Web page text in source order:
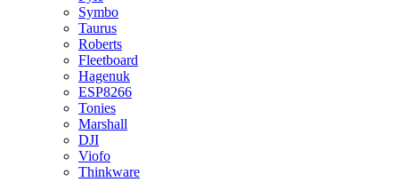
Symbo
Taurus
Roberts
Fleetboard
Hagenuk
ESP8266
Tonies
Marshall
DJI
Viofo
Thinkware